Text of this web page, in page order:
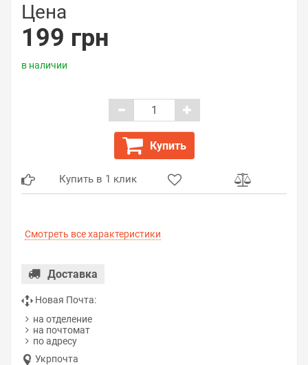
Цена
199 грн
в наличии
Купить
Купить в 1 клик
Смотреть все характеристики
Доставка
Новая Почта:
на отделение
на почтомат
по адресу
Укрпочта